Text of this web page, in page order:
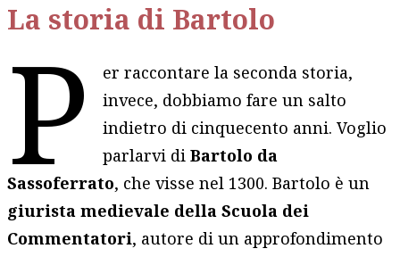
La storia di Bartolo
P
er raccontare la seconda storia,
invece, dobbiamo fare un salto
indietro di cinquecento anni. Voglio
parlarvi diBartolo da
Sassoferrato, che visse nel 1300. Bartolo è un
giurista medievale della Scuola dei
Commentatori, autore di un approfondimento